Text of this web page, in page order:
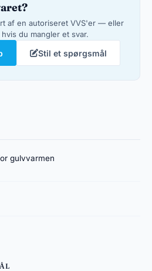
af en autoriseret VVS'er — eller
du mangler et svar.
Stil et spørgsmål
gulvvarmen